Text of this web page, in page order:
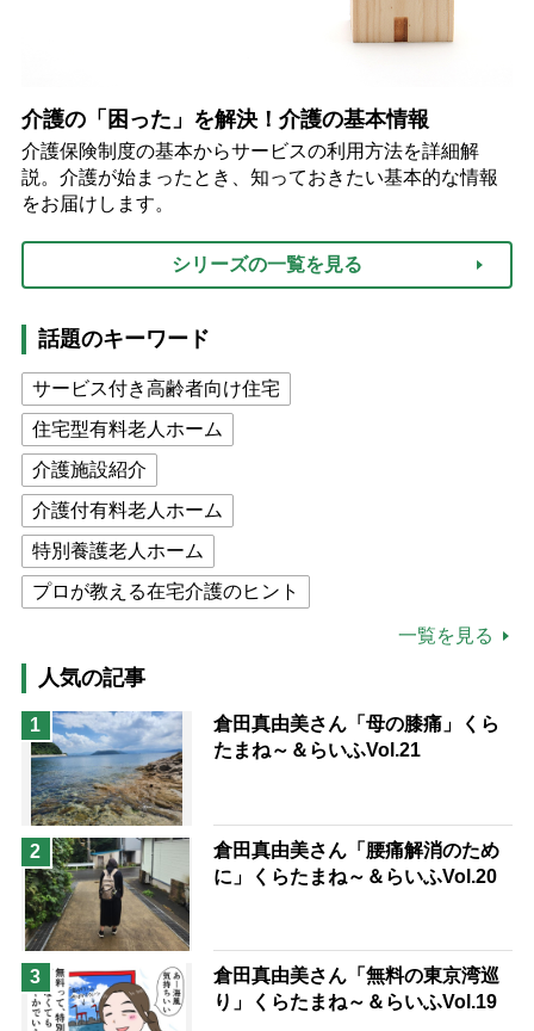
介護の「困った」を解決！介護の基本情報
介護保険制度の基本からサービスの利用方法を詳細解
説。介護が始まったとき、知っておきたい基本的な情報
をお届けします。
シリーズの一覧を見る
話題のキーワード
サービス付き高齢者向け住宅
住宅型有料老人ホーム
介護施設紹介
介護付有料老人ホーム
特別養護老人ホーム
プロが教える在宅介護のヒント
高木ブー
ケアマネジャー
猫が母になつきません
息子の遠距離介護サバイバル術
兄がボケました
予防法
一覧を見る
人気の記事
1
倉田真由美さん「母の膝痛」くら
たまね～＆らいふVol.21
2
倉田真由美さん「腰痛解消のため
に」くらたまね～＆らいふVol.20
3
倉田真由美さん「無料の東京湾巡
り」くらたまね～＆らいふVol.19